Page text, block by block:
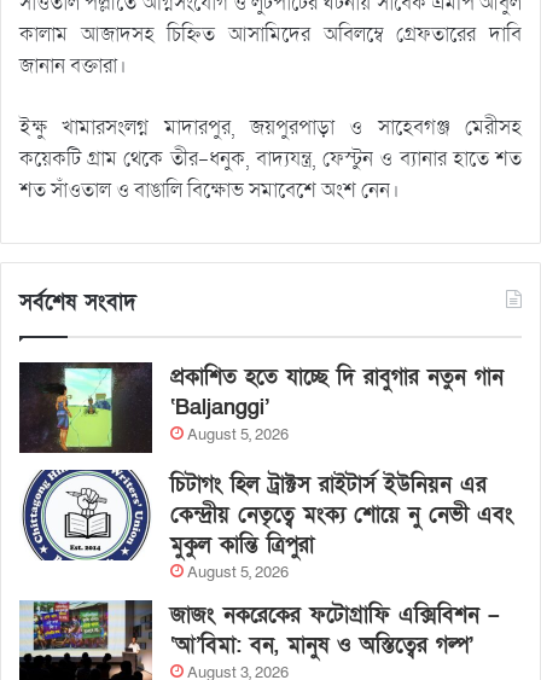
কালাম আজাদসহ চিহ্নিত আসামিদের অবিলম্বে গ্রেফতারের দাবি
জানান বক্তারা।
ইক্ষু খামারসংলগ্ন মাদারপুর, জয়পুরপাড়া ও সাহেবগঞ্জ মেরীসহ
কয়েকটি গ্রাম থেকে তীর-ধনুক, বাদ্যযন্ত্র, ফেস্টুন ও ব্যানার হাতে শত
শত সাঁওতাল ও বাঙালি বিক্ষোভ সমাবেশে অংশ নেন।
সর্বশেষ সংবাদ
প্রকাশিত হতে যাচ্ছে দি রাবুগার নতুন গান
‘Baljanggi’
August 5, 2026
চিটাগং হিল ট্রাক্টস রাইটার্স ইউনিয়ন এর
কেন্দ্রীয় নেতৃত্বে মংক্য শোয়ে নু নেভী এবং
মুকুল কান্তি ত্রিপুরা
August 5, 2026
জাজং নকরেকের ফটোগ্রাফি এক্সিবিশন –
‘আ’বিমা: বন, মানুষ ও অস্তিত্বের গল্প’
August 3, 2026